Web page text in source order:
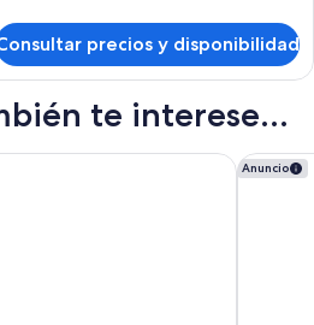
precios y disponibilidad
te interese...
Ottawa Downtown Anuncio
Days